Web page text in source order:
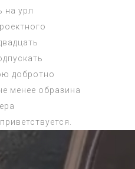
на урл
добротно
менее образина